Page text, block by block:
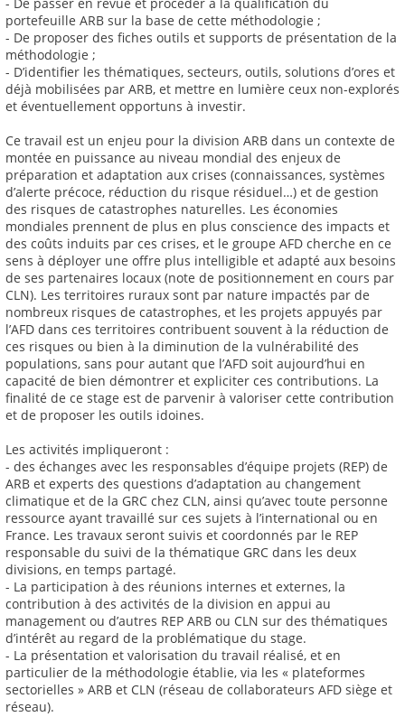
portefeuille ARB sur la base de cette méthodologie ;
- De proposer des fiches outils et supports de présentation de la
méthodologie ;
- D’identifier les thématiques, secteurs, outils, solutions d’ores et
déjà mobilisées par ARB, et mettre en lumière ceux non-explorés
et éventuellement opportuns à investir.
Ce travail est un enjeu pour la division ARB dans un contexte de
montée en puissance au niveau mondial des enjeux de
préparation et adaptation aux crises (connaissances, systèmes
d’alerte précoce, réduction du risque résiduel…) et de gestion
des risques de catastrophes naturelles. Les économies
mondiales prennent de plus en plus conscience des impacts et
des coûts induits par ces crises, et le groupe AFD cherche en ce
sens à déployer une offre plus intelligible et adapté aux besoins
de ses partenaires locaux (note de positionnement en cours par
CLN). Les territoires ruraux sont par nature impactés par de
nombreux risques de catastrophes, et les projets appuyés par
l’AFD dans ces territoires contribuent souvent à la réduction de
ces risques ou bien à la diminution de la vulnérabilité des
populations, sans pour autant que l’AFD soit aujourd’hui en
capacité de bien démontrer et expliciter ces contributions. La
finalité de ce stage est de parvenir à valoriser cette contribution
et de proposer les outils idoines.
Les activités impliqueront :
- des échanges avec les responsables d’équipe projets (REP) de
ARB et experts des questions d’adaptation au changement
climatique et de la GRC chez CLN, ainsi qu’avec toute personne
ressource ayant travaillé sur ces sujets à l’international ou en
France. Les travaux seront suivis et coordonnés par le REP
responsable du suivi de la thématique GRC dans les deux
divisions, en temps partagé.
- La participation à des réunions internes et externes, la
contribution à des activités de la division en appui au
management ou d’autres REP ARB ou CLN sur des thématiques
d’intérêt au regard de la problématique du stage.
- La présentation et valorisation du travail réalisé, et en
particulier de la méthodologie établie, via les « plateformes
sectorielles » ARB et CLN (réseau de collaborateurs AFD siège et
réseau).